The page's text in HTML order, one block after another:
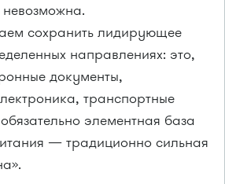
сохранить лидирующее
направлениях: это,
документы,
транспортные
элементная база
— традиционно сильная